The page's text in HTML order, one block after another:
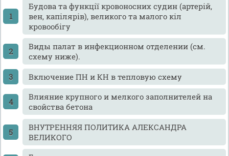
Будова та функції кровоносних судин (артерій,
вен, капілярів), великого та малого кіл
кровообігу
Виды палат в инфекционном отделении (см.
схему ниже).
Включение ПН и КН в тепловую схему
Влияние крупного и мелкого заполнителей на
свойства бетона
ВНУТРЕННЯЯ ПОЛИТИКА АЛЕКСАНДРА
ВЕЛИКОГО